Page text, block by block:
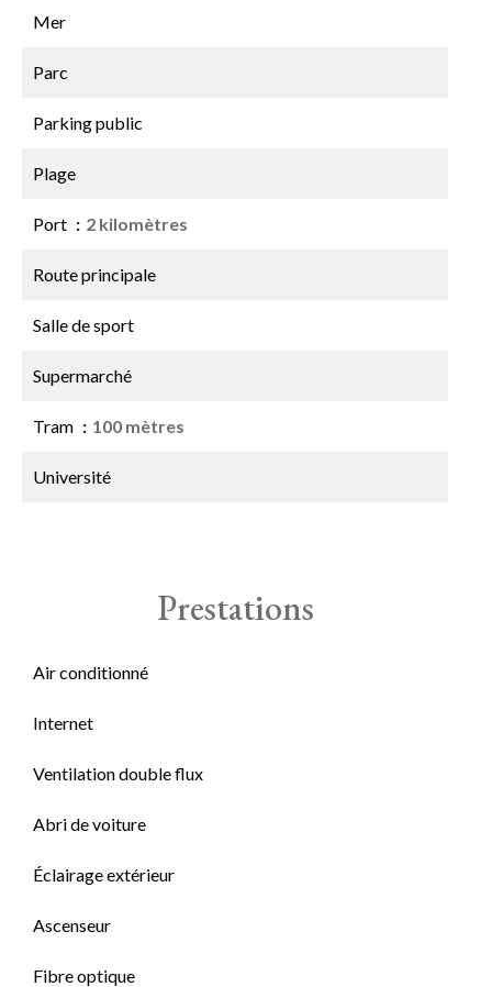
Mer
Parc
Parking public
Plage
Port 2 kilomètres
Route principale
Salle de sport
Supermarché
Tram 100 mètres
Université
Prestations
Air conditionné
Internet
Ventilation double flux
Abri de voiture
Éclairage extérieur
Ascenseur
Fibre optique